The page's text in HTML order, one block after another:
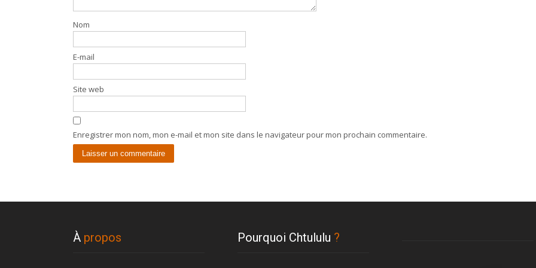
Nom
E-mail
Site web
Enregistrer mon nom, mon e-mail et mon site dans le navigateur pour mon prochain commentaire.
À propos Pourquoi Chtululu ?